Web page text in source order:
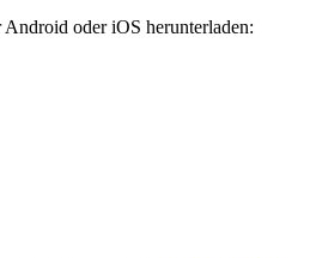
oder iOS herunterladen: